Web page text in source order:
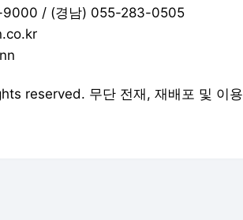
/ (경남) 055-283-0505
reserved. 무단 전재, 재배포 및 이